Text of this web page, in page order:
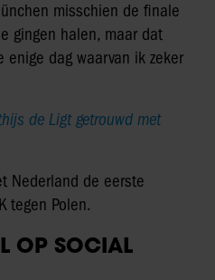
misschien de finale
gingen halen, maar dat
enige dag waarvan ik zeker
de Ligt getrouwd met
Nederland de eerste
tegen Polen.
OP SOCIAL